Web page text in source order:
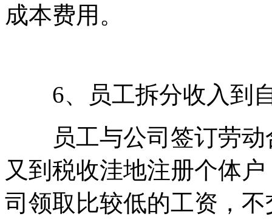
成本费用。
6、员工拆分收入到
员工与公司签订劳动
又到税收洼地注册个体
司领取比较低的工资，